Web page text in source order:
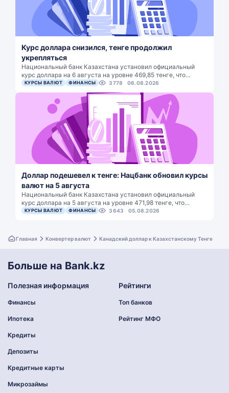
Курс доллара снизился, тенге продолжил
укрепляться
Национальный банк Казахстана установил официальный
курс доллара на 6 августа на уровне 469,85 тенге, что…
КУРСЫ ВАЛЮТ ФИНАНСЫ 3778 06.08.2026
Доллар подешевел к тенге: Нацбанк обновил курсы
валют на 5 августа
Национальный банк Казахстана установил официальный
курс доллара на 5 августа на уровне 471,98 тенге, что…
КУРСЫ ВАЛЮТ ФИНАНСЫ 3643 05.08.2026
Главная Конвертер валют Канадский доллар к Казахстанскому Тенге
Больше на Bank.kz
Полезная информация
Финансы
Ипотека
Кредиты
Депозиты
Кредитные карты
Микрозаймы
Рейтинги
Топ банков
Рейтинг МФО